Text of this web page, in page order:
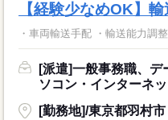
【経験少なめOK】
・車両輸送手配 ・輸送能力調
[派遣]一般事務職、
ソコン・インターネ
[勤務地]/東京都羽村市